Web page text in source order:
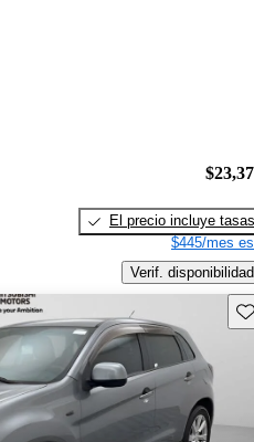
El precio incluye tasas
$445/mes
Verif. disponibilidad